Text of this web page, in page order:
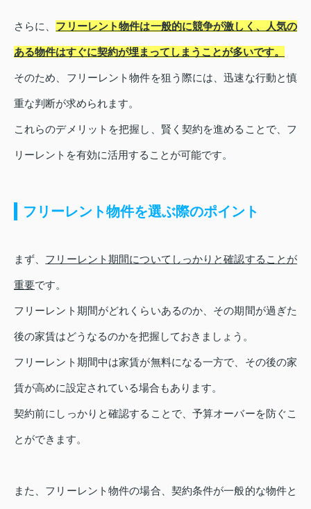
さらに、 フリーレント物件は一般的に競争が激しく、人気の
ある物件はすぐに契約が埋まってしまうことが多いです。
そのため、フリーレント物件を狙う際には、迅速な行動と慎
重な判断が求められます。
これらのデメリットを把握し、賢く契約を進めることで、フ
リーレントを有効に活用することが可能です。
フリーレント物件を選ぶ際のポイント
まず、 フリーレント期間についてしっかりと確認することが
重要です。
フリーレント期間がどれくらいあるのか、その期間が過ぎた
後の家賃はどうなるのかを把握しておきましょう。
フリーレント期間中は家賃が無料になる一方で、その後の家
賃が高めに設定されている場合もあります。
契約前にしっかりと確認することで、予算オーバーを防ぐこ
とができます。
また、フリーレント物件の場合、契約条件が一般的な物件と